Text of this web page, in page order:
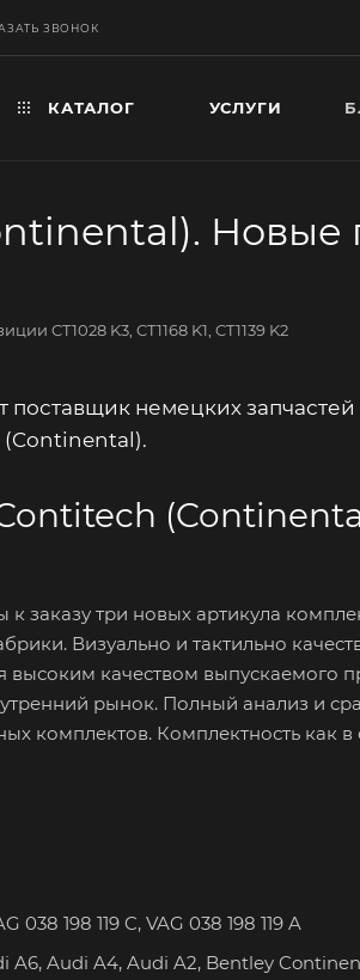
ЗВОНОК
КАТАЛОГ УСЛУГИ
Новые
CT1028 K3, CT1168 K1, CT1139 K2
поставщик немецких запчастей
заказу три новых артикула
Визуально и тактильно
высоким качеством выпускаемого
рынок. Полный анализ и
комплектов. Комплектность как в
038 198 119 C, VAG 038 198 119 A
A6, Audi A4, Audi A2, Bentley